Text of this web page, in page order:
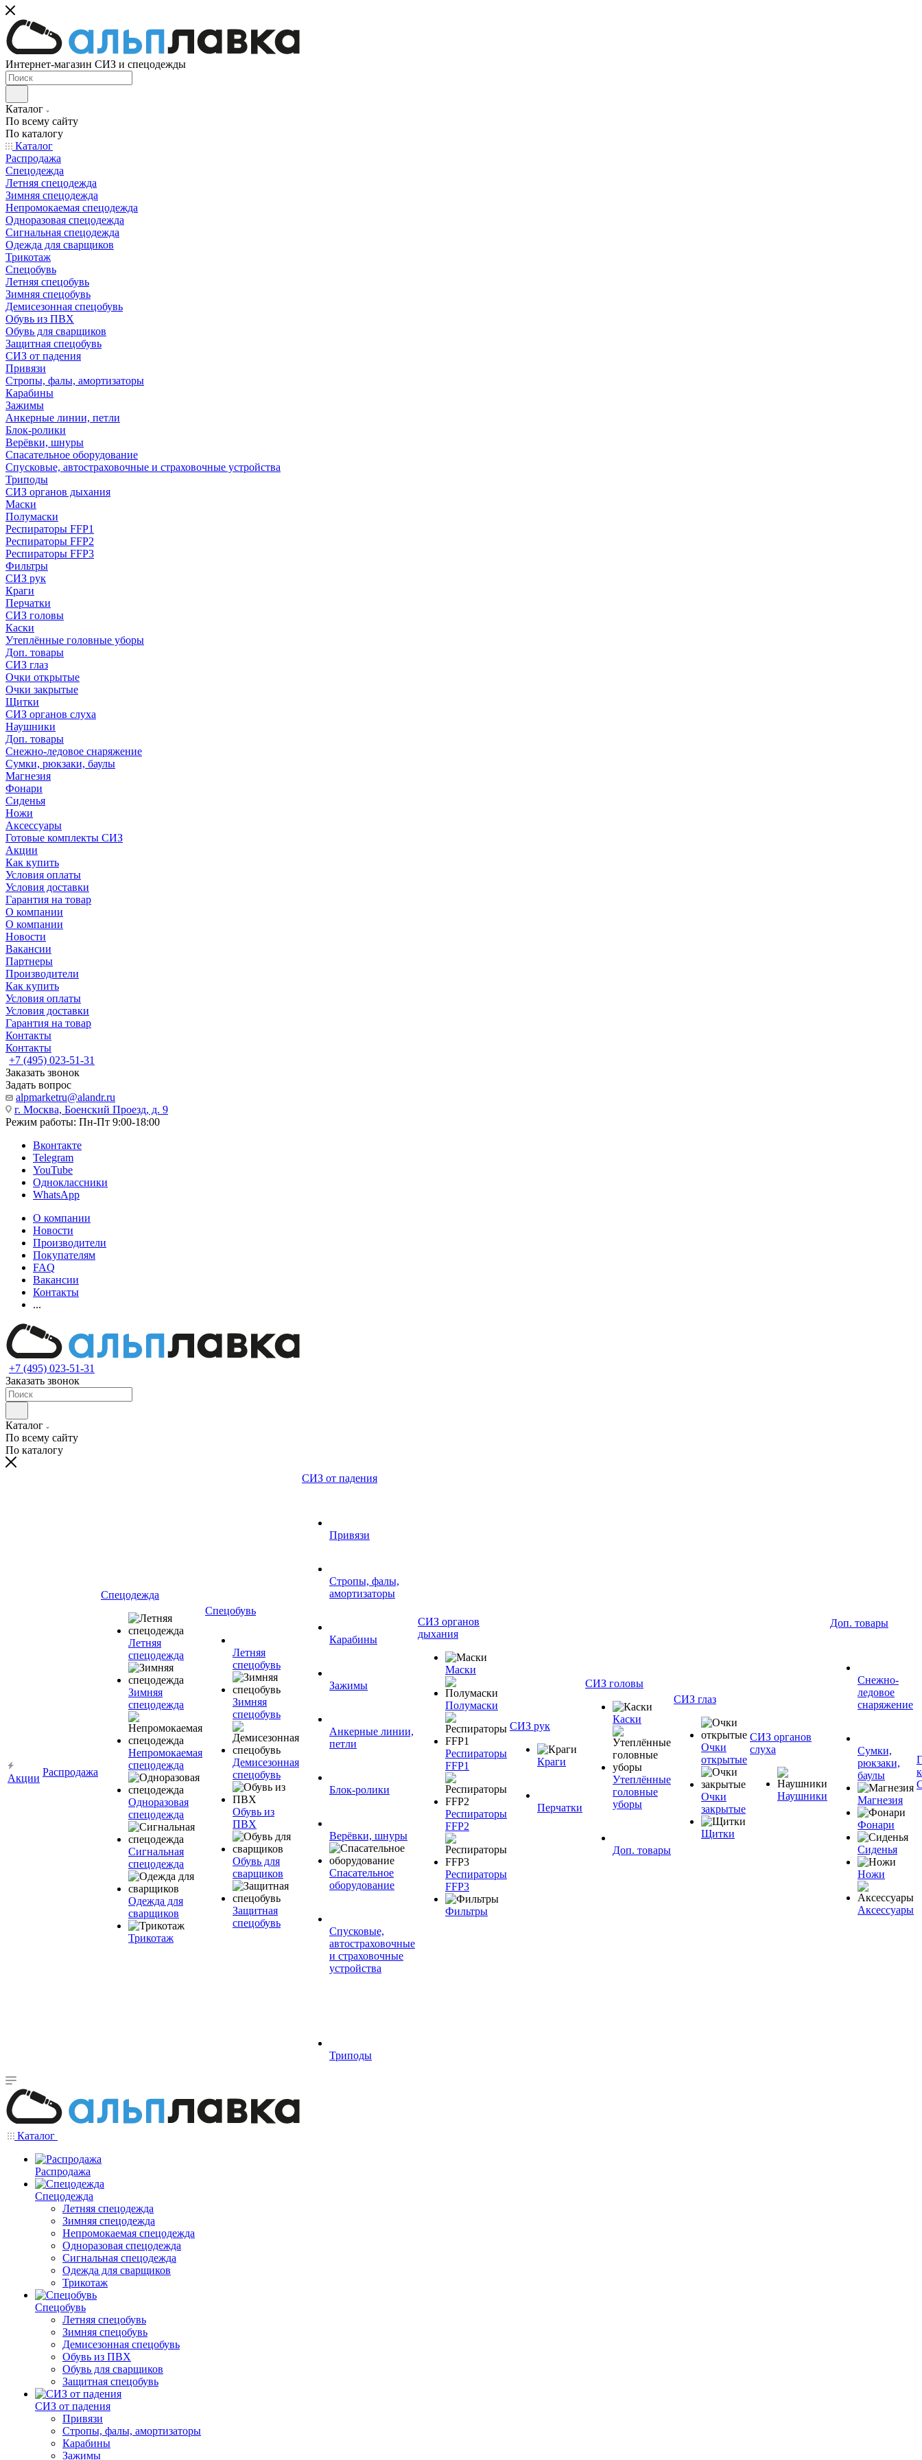
Интернет-магазин СИЗ и спецодежды
Каталог
По всему сайту
По каталогу
Каталог
Распродажа
Спецодежда
Летняя спецодежда
Зимняя спецодежда
Непромокаемая спецодежда
Одноразовая спецодежда
Сигнальная спецодежда
Одежда для сварщиков
Трикотаж
Спецобувь
Летняя спецобувь
Зимняя спецобувь
Демисезонная спецобувь
Обувь из ПВХ
Обувь для сварщиков
Защитная спецобувь
СИЗ от падения
Привязи
Стропы, фалы, амортизаторы
Карабины
Зажимы
Анкерные линии, петли
Блок-ролики
Верёвки, шнуры
Спасательное оборудование
Спусковые, автостраховочные и страховочные устройства
Триподы
СИЗ органов дыхания
Маски
Полумаски
Респираторы FFP1
Респираторы FFP2
Респираторы FFP3
Фильтры
СИЗ рук
Краги
Перчатки
СИЗ головы
Каски
Утеплённые головные уборы
Доп. товары
СИЗ глаз
Очки открытые
Очки закрытые
Щитки
СИЗ органов слуха
Наушники
Доп. товары
Снежно-ледовое снаряжение
Сумки, рюкзаки, баулы
Магнезия
Фонари
Сиденья
Ножи
Аксессуары
Готовые комплекты СИЗ
Акции
Как купить
Условия оплаты
Условия доставки
Гарантия на товар
О компании
О компании
Новости
Вакансии
Партнеры
Производители
Как купить
Условия оплаты
Условия доставки
Гарантия на товар
Контакты
Контакты
+7 (495) 023-51-31
Заказать звонок
Задать вопрос
alpmarketru@alandr.ru
г. Москва, Боенский Проезд, д. 9
Режим работы: Пн-Пт 9:00-18:00
Вконтакте
Telegram
YouTube
Одноклассники
WhatsApp
О компании
Новости
Производители
Покупателям
FAQ
Вакансии
Контакты
...
+7 (495) 023-51-31
Заказать звонок
Каталог
По всему сайту
По каталогу
Акции
Распродажа
Спецодежда
Летняя
спецодежда
Зимняя
спецодежда
Непромокаемая
спецодежда
Одноразовая
спецодежда
Сигнальная
спецодежда
Одежда для
сварщиков
Трикотаж
Спецобувь
Летняя
спецобувь
Зимняя
спецобувь
Демисезонная
спецобувь
Обувь из
ПВХ
Обувь для
сварщиков
Защитная
спецобувь
СИЗ от падения
Привязи
Стропы, фалы,
амортизаторы
Карабины
Зажимы
Анкерные линии,
петли
Блок-ролики
Верёвки, шнуры
Спасательное
оборудование
Спусковые,
автостраховочные
и страховочные
устройства
Триподы
СИЗ органов
дыхания
Маски
Полумаски
Респираторы
FFP1
Респираторы
FFP2
Респираторы
FFP3
Фильтры
СИЗ рук
Краги
Перчатки
СИЗ головы
Каски
Утеплённые
головные
уборы
Доп. товары
СИЗ глаз
Очки
открытые
Очки
закрытые
Щитки
СИЗ органов
слуха
Наушники
Доп. товары
Снежно-
ледовое
снаряжение
Сумки,
рюкзаки,
баулы
Магнезия
Фонари
Сиденья
Ножи
Аксессуары
Каталог
Распродажа
Спецодежда
Летняя спецодежда
Зимняя спецодежда
Непромокаемая спецодежда
Одноразовая спецодежда
Сигнальная спецодежда
Одежда для сварщиков
Трикотаж
Спецобувь
Летняя спецобувь
Зимняя спецобувь
Демисезонная спецобувь
Обувь из ПВХ
Обувь для сварщиков
Защитная спецобувь
СИЗ от падения
Привязи
Стропы, фалы, амортизаторы
Карабины
Зажимы